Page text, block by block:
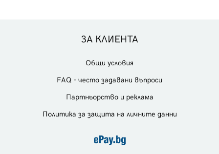
ЗА КЛИЕНТА
Общи условия
FAQ - често задавани въпроси
Партньорство и реклама
Политика за защита на личните данни